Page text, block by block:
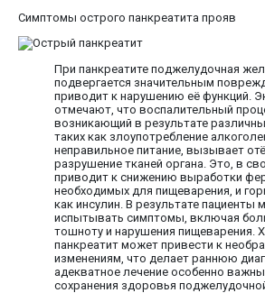
Симптомы острого панкреатита прояв
При панкреатите поджелудочная
подвергается значительным
приводит к нарушению её функций.
отмечают, что воспалительный
возникающий в результате
таких как злоупотребление
неправильное питание, вызывает
разрушение тканей органа. Это, в
приводит к снижению выработки
необходимых для пищеварения, и
как инсулин. В результате пациенты
испытывать симптомы, включая
тошноту и нарушения пищеварения.
панкреатит может привести к
изменениям, что делает раннюю
адекватное лечение особенно
сохранения здоровья